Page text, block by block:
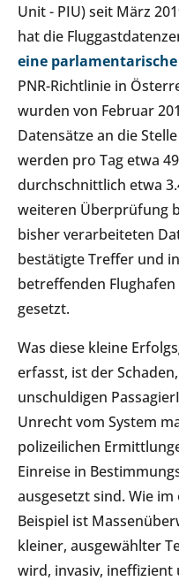
Unit - PIU) seit März
hat die
eine
PNR-Richtlinie in
wurden von Februar
Datensätze an die
werden pro Tag etwa
durchschnittlich etwa
weiteren Überprüfung
bisher verarbeiteten
bestätigte Treffer und
betreffenden
gesetzt.
Was diese kleine
erfasst, ist der
unschuldigen
Unrecht vom System
polizeilichen
Einreise in
ausgesetzt sind. Wie
Beispiel ist
kleiner, ausgewählter
wird, invasiv,